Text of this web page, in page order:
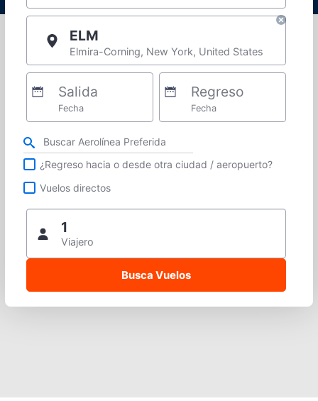
ELM
Elmira-Corning, New York, United States
Salida
Fecha
Regreso
Fecha
Refina tu búsqueda por aerolínea, ciudad o aeropuerto o vuelos directos
¿Regreso hacia o desde otra ciudad / aeropuerto?
Vuelos directos
1
Viajero